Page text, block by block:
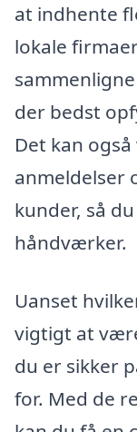
at indhente
lokale
der bedst
Det kan
anmeldelser
kunder, så
håndværker.
Uanset
vigtigt at
du er sikker
for. Med de